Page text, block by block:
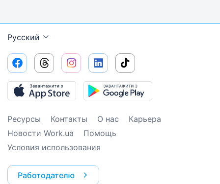
Русский
Ресурсы Контакты О нас
Карьера
Новости Work.ua
Помощь
Условия использования
Работодателю